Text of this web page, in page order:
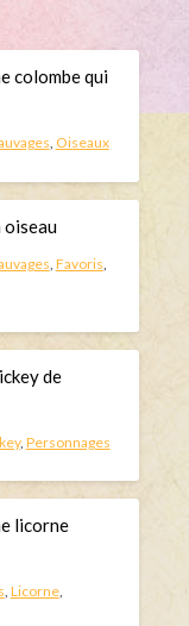
colombe qui
, Oiseaux
oiseau
Favoris
de
, Personnages
licorne
, Licorne,